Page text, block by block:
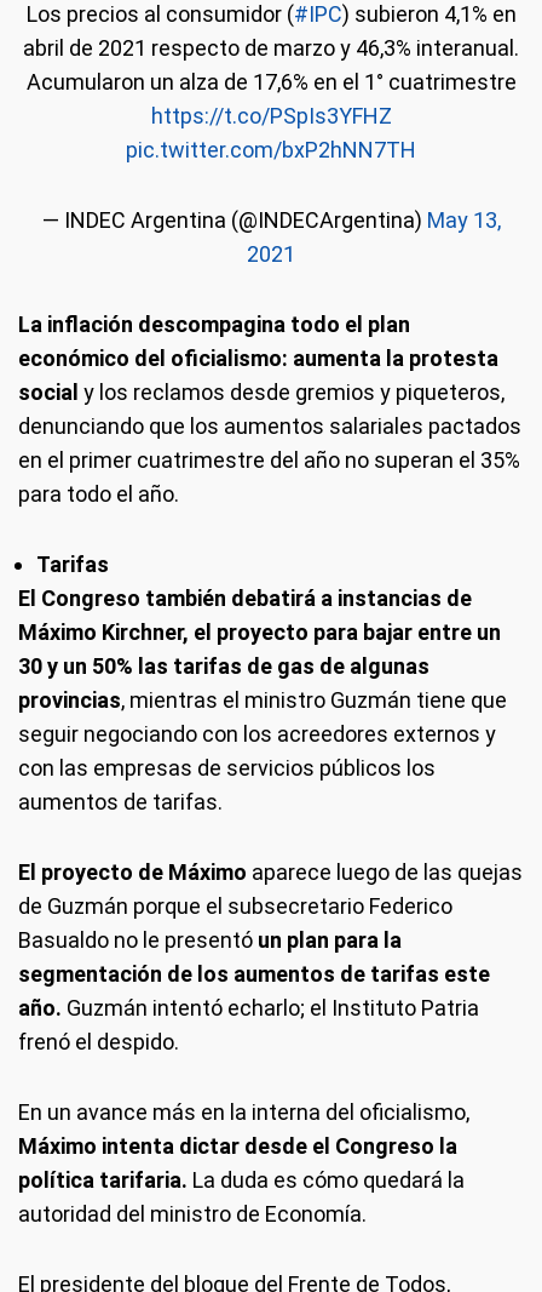
Los precios al consumidor (#IPC) subieron 4,1% en
abril de 2021 respecto de marzo y 46,3% interanual.
Acumularon un alza de 17,6% en el 1° cuatrimestre
https://t.co/PSpIs3YFHZ
pic.twitter.com/bxP2hNN7TH
— INDEC Argentina (@INDECArgentina) May 13,
2021
La inflación descompagina todo el plan
económico del oficialismo: aumenta la protesta
social y los reclamos desde gremios y piqueteros,
denunciando que los aumentos salariales pactados
en el primer cuatrimestre del año no superan el 35%
para todo el año.
Tarifas
El Congreso también debatirá a instancias de
Máximo Kirchner, el proyecto para bajar entre un
30 y un 50% las tarifas de gas de algunas
provincias, mientras el ministro Guzmán tiene que
seguir negociando con los acreedores externos y
con las empresas de servicios públicos los
aumentos de tarifas.
El proyecto de Máximo aparece luego de las quejas
de Guzmán porque el subsecretario Federico
Basualdo no le presentó un plan para la
segmentación de los aumentos de tarifas este
año. Guzmán intentó echarlo; el Instituto Patria
frenó el despido.
En un avance más en la interna del oficialismo,
Máximo intenta dictar desde el Congreso la
política tarifaria. La duda es cómo quedará la
autoridad del ministro de Economía.
El presidente del bloque del Frente de Todos,